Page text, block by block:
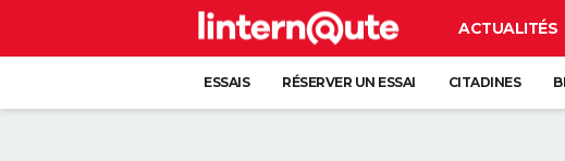
ACTUALITÉS
ESSAIS RÉSERVER UN ESSAI CITADINES